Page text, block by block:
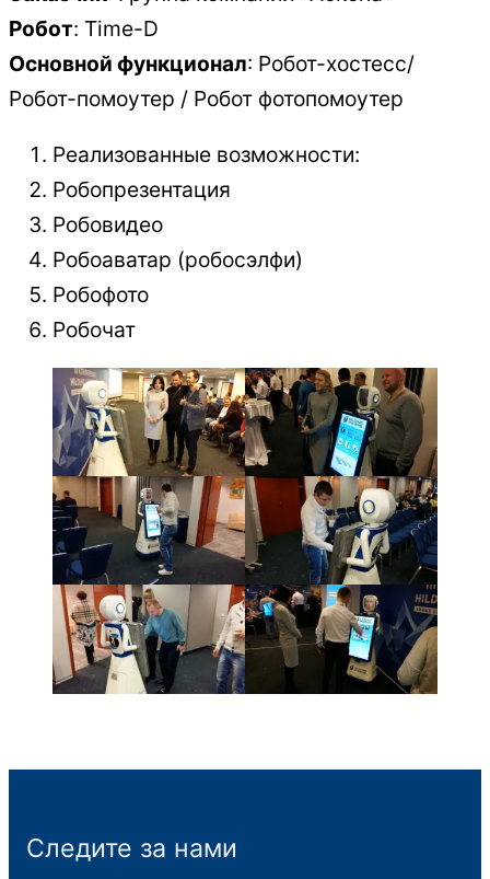
Робот: Time-D
Основной функционал: Робот-хостесс/
Робот-помоутер / Робот фотопомоутер
Реализованные возможности:
Робопрезентация
Робовидео
Робоаватар (робосэлфи)
Робофото
Робочат
Следите за нами